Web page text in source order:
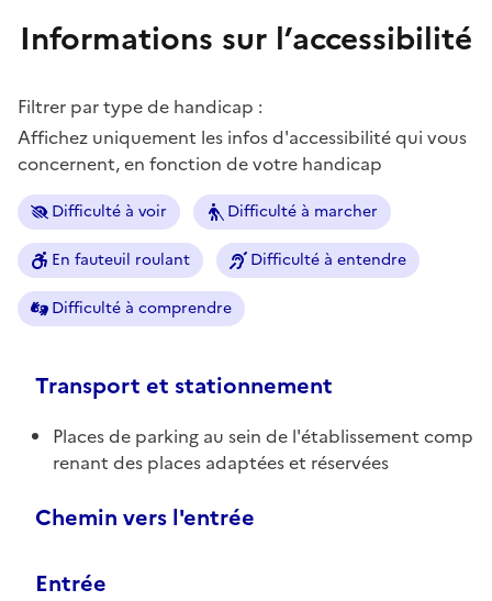
Informations sur l’accessibilité
Filtrer par type de handicap :
Affichez uniquement les infos d'accessibilité qui vous
concernent, en fonction de votre handicap
Difficulté à voir Difficulté à marcher
En fauteuil roulant Difficulté à entendre
Difficulté à comprendre
Transport et stationnement
Places de parking au sein de l'établissement comp
renant des places adaptées et réservées
Chemin vers l'entrée
Entrée